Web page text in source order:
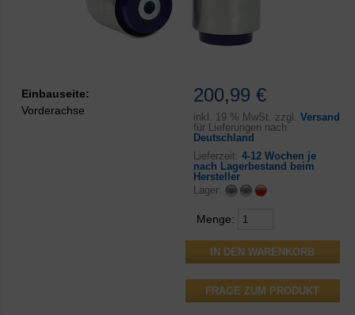
200,99 €
inkl. 19 % MwSt. zzgl. Versand
für Lieferungen nach
Deutschland
Lieferzeit: 4-12 Wochen je
nach Lagerbestand beim
Hersteller
Lager:
Menge:
FRAGE ZUM PRODUKT
Einbauseite:
Vorderachse